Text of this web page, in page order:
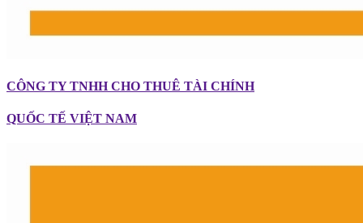
CÔNG TY TNHH CHO THUÊ TÀI CHÍNH
QUỐC TẾ VIỆT NAM